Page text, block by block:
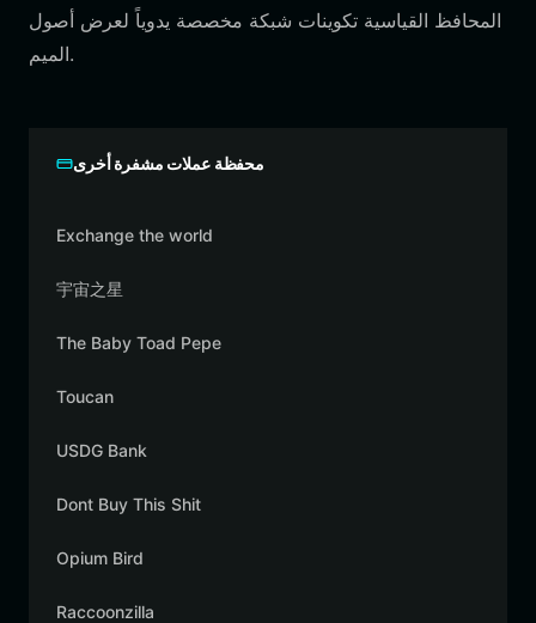
المحافظ القياسية تكوينات شبكة مخصصة يدوياً لعرض أصول
الميم.
محفظة عملات مشفرة أخرى
Exchange the world
宇宙之星
The Baby Toad Pepe
Toucan
USDG Bank
Dont Buy This Shit
Opium Bird
Raccoonzilla